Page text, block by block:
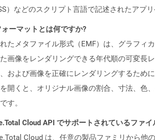
）などのスクリプト言語で記述されたアプ
ォーマットとは何ですか?
たメタファイル形式（EMF）は、グラフィ
画像をレンダリングできる年代順の可変長
および画像を正確にレンダリングするため
開くと、オリジナル画像の割合、寸法、色
す。
Cloud API でサポートされているファ
Cloud は、任意の製品ファミリから他